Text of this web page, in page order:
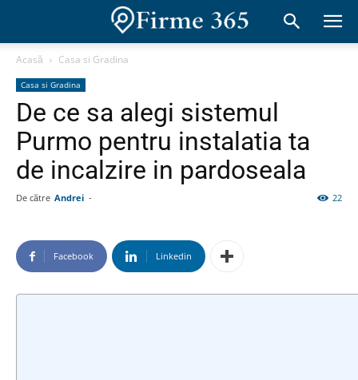
Acasă Casa si Gradina
Casa si Gradina
De ce sa alegi sistemul
Purmo pentru instalatia ta
de incalzire in pardoseala
De către Andrei - 22
Facebook Linkedin